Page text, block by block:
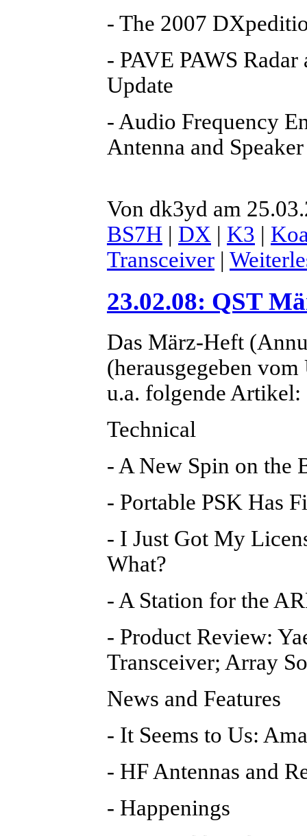
- The 2007
- PAVE PAWS
Update
- Audio Frequency
Antenna and
Von dk3yd am
BS7H | DX | K3 |
Transceiver |
23.02.08: QST
Das März-Heft
(herausgegeben
u.a. folgende Artikel:
Technical
- A New Spin on the
- Portable PSK Has
- I Just Got My
What?
- A Station for the
- Product Review:
Transceiver; Array
News and Features
- It Seems to Us:
- HF Antennas and
- Happenings